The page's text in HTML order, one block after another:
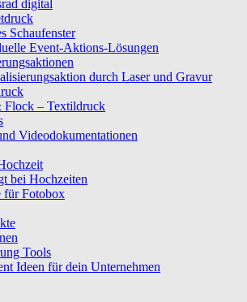
digital
Schaufenster
Event-Aktions-Lösungen
durch Laser und Gravur
Flock – Textildruck
Videodokumentationen
bei Hochzeiten
für Fotobox
Tools
Ideen für dein Unternehmen